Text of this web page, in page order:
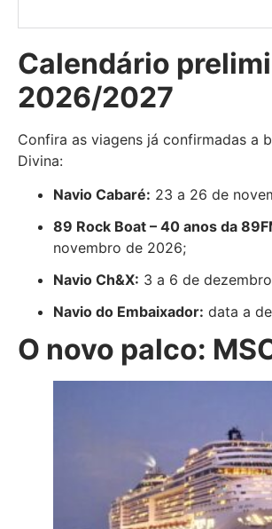
Calendário
2026/2027
Confira as viagens já confirmadas a
Divina:
Navio Cabaré: 23 a 26 de
89 Rock Boat – 40 anos da
novembro de 2026;
Navio Ch&X: 3 a 6 de
Navio do Embaixador: data a
O novo palco: